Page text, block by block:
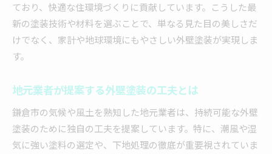
ており、快適な住環境づくりに貢献しています。こうした最
新の塗装技術や材料を選ぶことで、単なる見た目の美しさだ
けでなく、家計や地球環境にもやさしい外壁塗装が実現しま
す。
地元業者が提案する外壁塗装の工夫とは
鎌倉市の気候や風土を熟知した地元業者は、持続可能な外壁
塗装のために独自の工夫を提案しています。特に、潮風や湿
気に強い塗料の選定や、下地処理の徹底が重要視されていま